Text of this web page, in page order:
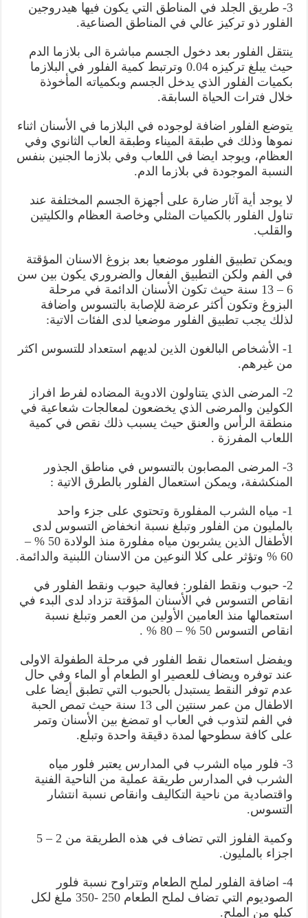
3- طريق الجلد في المناطق التي يكون فيها هيدروجين
الفلور ذو تركيز عالي في المناطق الصناعية.
ينتقل الفلور بعد دخول الجسم مباشرة الى بلازما الدم
حيث يبلغ تركيزه 0.04 وترتبط كمية الفلور في البلازما
بكميات الفلور الذي يدخل الجسم وبكمياته المأخوذة
خلال فترات الحياة السابقة.
يتوضع الفلور اضافة لوجوده في البلازما في الأسنان اثناء
نموها وذلك في طبقة الميناء وطبقة العاب الثانوي وفي
العظام، ويوجد ايضا في اللعاب وفي بلازما الجنين بنفس
النسبة الموجودة في بلازما الدم.
لا يوجد أية آثار ضارة على أجهزة الجسم المختلفة عند
تناول الفلور بالكميات المثلي وخاصة العظام والكليتين
والقلب.
ويمكن تطبيق الفلور موضعيا بعد بزوغ الاسنان المؤقتة
في الفم ولكن التطبيق الفعال والضروري يكون بين سن
6 – 13 سنة حيث تكون الأسنان الدائمة في مرحلة
البزوغ وتكون أكثر عرضة للإصابة بالتسوس واضافة
لذلك يجب تطبيق الفلور موضعيا لدى الفئات الاتية:
1- الأشخاص البالغون الذين لديهم استعداد للتسوس اكثر
من غيرهم.
2- المرضى الذي يتناولون الادوية المضاده لفرط افراز
الكولين والمرضى الذي يخضعون لمعالجات شعاعية في
منطقة الرأس والعنق حيث يسبب ذلك نقص في كمية
اللعاب المفرزة .
3- المرضى المصابون بالتسوس في مناطق الجذور
المنكشفة، ويمكن استعمال الفلور بالطرق الاتية :
1- مياه الشرب المفلورة وتحتوي على جزء واحد
بالمليون من الفلور وتبلغ نسبة انخفاض التسوس لدى
الأطفال الذين يشربون مياه مفلورة منذ الولادة 50 % –
60 % وتؤثر على كلا النوعين من الاسنان اللبنية والدائمة.
2- حبوب ونقط الفلور: فعالية حبوب ونقط الفلور في
انقاص التسوس في الأسنان المؤقتة تزداد لدى البدء في
استعمالها منذ العامين الأولين من العمر وتبلغ نسبة
انقاص التسوس 50 % – 80 % .
ويفضل استعمال نقط الفلور في مرحلة الطفولة الاولى
عند توفره ويضاف للعصير او الطعام أو الماء وفي حال
عدم توفر النقط يستبدل بالحبوب التي تطبق أيضا على
الاطفال من عمر سنتين الى 13 سنة حيث تمص الحبة
في الفم لتذوب في العاب او تمضغ بين الأسنان وتمر
على كافة سطوحها لمدة دقيقة واحدة وتبلع.
3- فلور مياه الشرب في المدارس يعتبر فلور مياه
الشرب في المدارس طريقة عملية من الناحية الفنية
واقتصادية من ناحية التكاليف وانقاص نسبة انتشار
التسوس.
وكمية الفلوز التي تضاف في هذه الطريقة من 2 – 5
اجزاء بالمليون.
4- اضافة الفلور لملح الطعام وتتراوح نسبة فلور
الصوديوم التي تضاف لملح الطعام 250 -350 ملغ لكل
كيلو من الملح.